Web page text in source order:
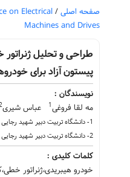
صفحه اصلی /
on Electrical
Machines and Drives
طراحی و تحلیل
پیستون آزاد برای
نویسندگان :
مه لقا فروغی1 عباس شیری
1- دانشگاه تربیت دبیر شهید رجایی
2- دانشگاه تربیت دبیر شهید رجایی
کلمات کلیدی :
خودرو هیبریدی،ژنراتور